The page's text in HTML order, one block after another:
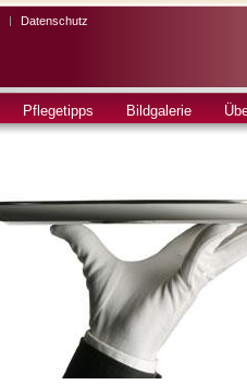
Datenschutz
Pflegetipps Bildgalerie